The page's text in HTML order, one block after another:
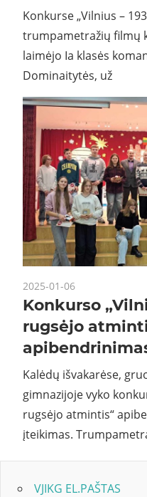
Konkurse „Vilnius –
trumpametražių filmų
laimėjo Ia klasės
Dominaitytės, už
2025-01-06
Konkurso
rugsėjo
Kalėdų išvakarėse,
gimnazijoje vyko
rugsėjo atmintis“
įteikimas.
VJIKG EL.PAŠTAS